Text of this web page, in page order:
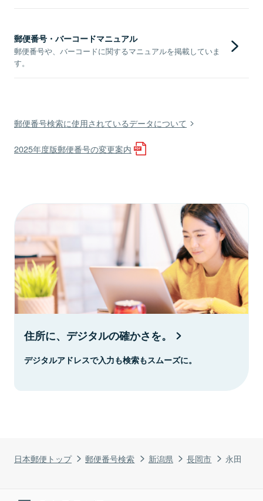
日本郵便トップ 郵便番号検索 新潟県 長岡市 永田
郵便番号・バーコードマニュアル
郵便番号や、バーコードに関するマニュアルを掲載していま
す。
郵便番号検索に使用されているデータについて
2025年度版郵便番号の変更案内
住所に、デジタルの確かさを。
デジタルアドレスで入力も検索もスムーズに。